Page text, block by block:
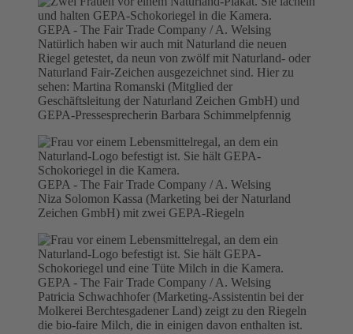
GEPA - The Fair Trade Company / A. Welsing
Natürlich haben wir auch mit Naturland die neuen
Riegel getestet, da neun von zwölf mit Naturland- oder
Naturland Fair-Zeichen ausgezeichnet sind. Hier zu
sehen: Martina Romanski (Mitglied der
Geschäftsleitung der Naturland Zeichen GmbH) und
GEPA-Pressesprecherin Barbara Schimmelpfennig
GEPA - The Fair Trade Company / A. Welsing
Niza Solomon Kassa (Marketing bei der Naturland
Zeichen GmbH) mit zwei GEPA-Riegeln
GEPA - The Fair Trade Company / A. Welsing
Patricia Schwachhofer (Marketing-Assistentin bei der
Molkerei Berchtesgadener Land) zeigt zu den Riegeln
die bio-faire Milch, die in einigen davon enthalten ist.